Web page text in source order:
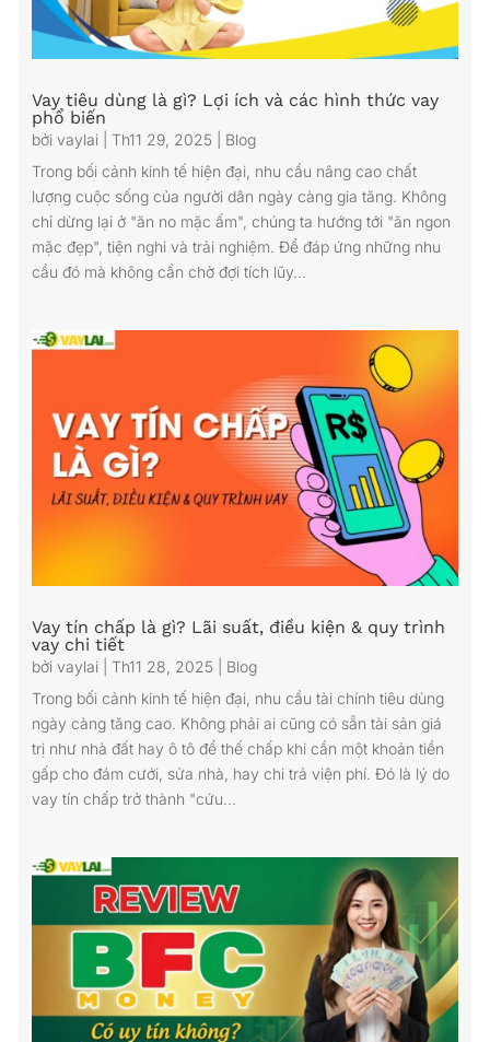
Vay tiêu dùng là gì? Lợi ích và các hình thức vay
phổ biến
bởi vaylai Th11 29, 2025
Blog
Trong bối cảnh kinh tế hiện đại, nhu cầu nâng cao chất
lượng cuộc sống của người dân ngày càng gia tăng. Không
chỉ dừng lại ở "ăn no mặc ấm", chúng ta hướng tới "ăn ngon
mặc đẹp", tiện nghi và trải nghiệm. Để đáp ứng những nhu
cầu đó mà không cần chờ đợi tích lũy...
Vay tín chấp là gì? Lãi suất, điều kiện & quy trình
vay chi tiết
bởi vaylai Th11 28, 2025
Blog
Trong bối cảnh kinh tế hiện đại, nhu cầu tài chính tiêu dùng
ngày càng tăng cao. Không phải ai cũng có sẵn tài sản giá
trị như nhà đất hay ô tô để thế chấp khi cần một khoản tiền
gấp cho đám cưới, sửa nhà, hay chi trả viện phí. Đó là lý do
vay tín chấp trở thành "cứu...